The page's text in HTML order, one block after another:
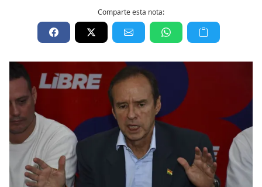
Comparte esta nota: